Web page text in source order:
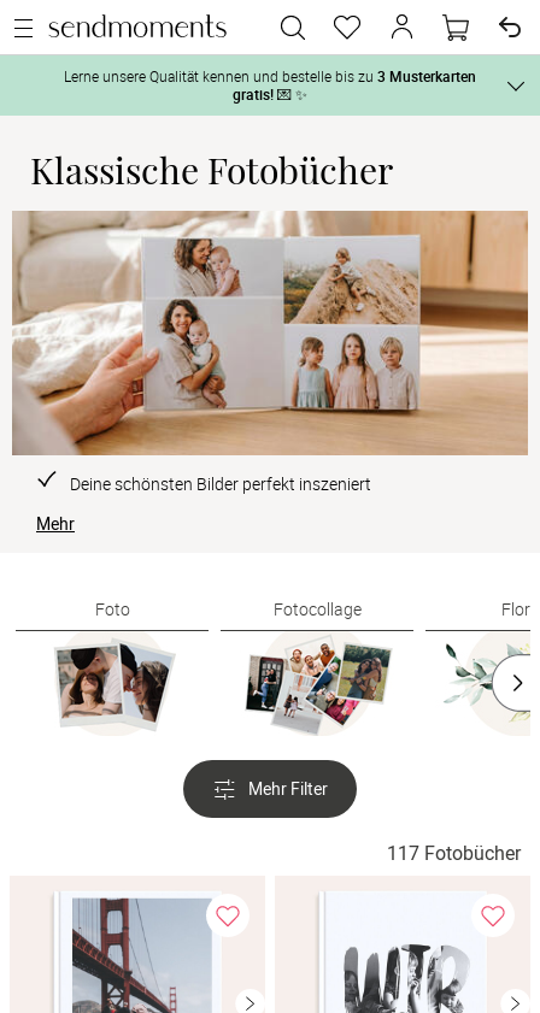
Tag der
Nach der
Lerne unsere Qualität kennen und bestelle bis zu 3 Musterkarten
gratis!💌 ✨
Und so geht‘s:
2. Aktiviere „kostenlose Musterkarte“ auf der jeweiligen
Produktseite und lasse Dir die Karten kostenlos per Post zusenden.
Klassische Fotobücher
Deine schönsten Bilder perfekt inszeniert
Mehr
Foto Fotocollage
Mehr Filter
117 Fotobücher